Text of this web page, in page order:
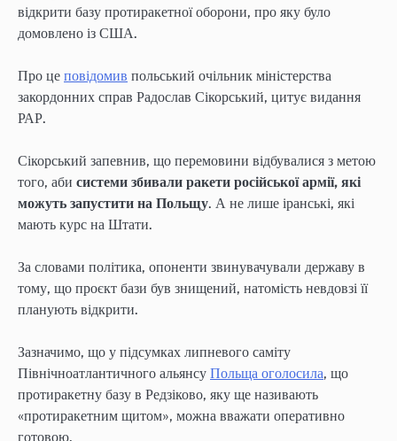
відкрити базу протиракетної оборони, про яку було
домовлено із США.
Про це повідомив польський очільник міністерства
закордонних справ Радослав Сікорський, цитує видання
РАР.
Сікорський запевнив, що перемовини відбувалися з метою
того, аби системи збивали ракети російської армії, які
можуть запустити на Польщу. А не лише іранські, які
мають курс на Штати.
За словами політика, опоненти звинувачували державу в
тому, що проєкт бази був знищений, натомість невдовзі її
планують відкрити.
Зазначимо, що у підсумках липневого саміту
Північноатлантичного альянсу Польща оголосила, що
протиракетну базу в Редзіково, яку ще називають
«протиракетним щитом», можна вважати оперативно
готовою.